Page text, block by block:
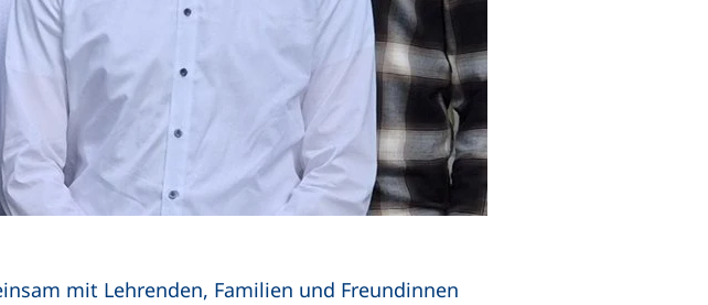
mit Lehrenden, Familien und Freundinnen